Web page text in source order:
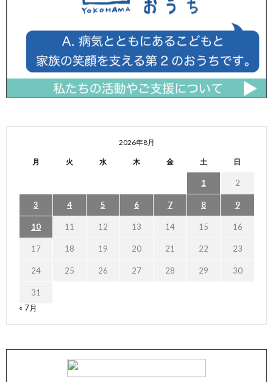
2026年8月
月 火 水 木 金 土 日
1 2
3 4 5 6 7 8 9
10 11 12 13 14 15 16
17 18 19 20 21 22 23
24 25 26 27 28 29 30
31
« 7月